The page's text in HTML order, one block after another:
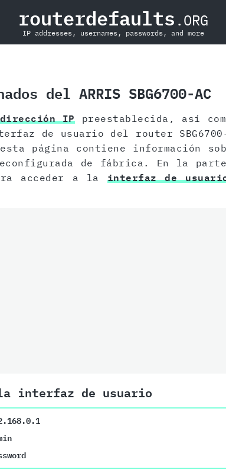
routerdefaults .ORG
IP addresses, usernames, passwords, and more
del ARRIS SBG6700-AC
dirección IPpreestablecida, así
de usuario del router SBG6700-
esta página contiene información
de fábrica. En la
acceder a la interfaz de
interfaz de usuario